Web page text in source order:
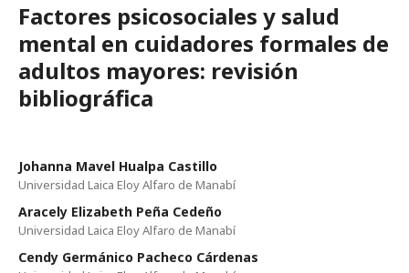
Factores psicosociales y salud
mental en cuidadores formales de
adultos mayores: revisión
bibliográfica
Johanna Mavel Hualpa Castillo
Universidad Laica Eloy Alfaro de Manabí
Aracely Elizabeth Peña Cedeño
Universidad Laica Eloy Alfaro de Manabí
Cendy Germánico Pacheco Cárdenas